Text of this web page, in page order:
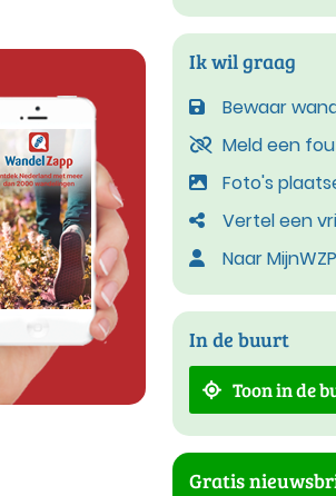
Ik wil graag
Bewaar
Meld een
Foto's
Vertel een
Naar MijnWZP
In de buurt
Toon in de
Gratis